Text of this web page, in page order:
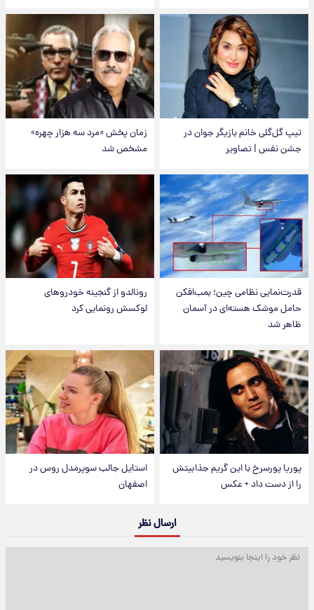
تیپ گل‌گلی خانم بازیگر جوان در
جشن نفس | تصاویر
زمان پخش «مرد سه هزار چهره»
مشخص شد
قدرت‌نمایی نظامی چین؛ بمب‌افکن
حامل موشک هسته‌ای در آسمان
ظاهر شد
رونالدو از گنجینه خودروهای
لوکسش رونمایی کرد
پوریا پورسرخ با این گریم جذابیتش
را از دست داد + عکس
استایل جالب سوپرمدل روس در
اصفهان
ارسال نظر